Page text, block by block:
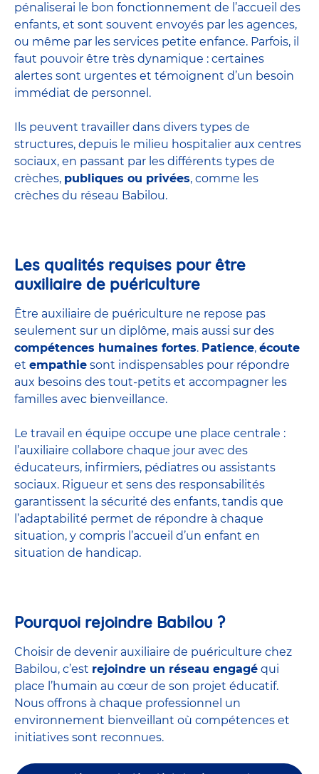
pénaliserai le bon fonctionnement de l’accueil des
enfants, et sont souvent envoyés par les agences,
ou même par les services petite enfance. Parfois, il
faut pouvoir être très dynamique : certaines
alertes sont urgentes et témoignent d’un besoin
immédiat de personnel.
Ils peuvent travailler dans divers types de
structures, depuis le milieu hospitalier aux centres
sociaux, en passant par les différents types de
crèches, publiques ou privées, comme les
crèches du réseau Babilou.
Les qualités requises pour être
auxiliaire de puériculture
Être auxiliaire de puériculture ne repose pas
seulement sur un diplôme, mais aussi sur des
compétences humaines fortes. Patience, écoute
et empathie sont indispensables pour répondre
aux besoins des tout-petits et accompagner les
familles avec bienveillance.
Le travail en équipe occupe une place centrale :
l’auxiliaire collabore chaque jour avec des
éducateurs, infirmiers, pédiatres ou assistants
sociaux. Rigueur et sens des responsabilités
garantissent la sécurité des enfants, tandis que
l’adaptabilité permet de répondre à chaque
situation, y compris l’accueil d’un enfant en
situation de handicap.
Pourquoi rejoindre Babilou ?
Choisir de devenir auxiliaire de puériculture chez
Babilou, c’est rejoindre un réseau engagé qui
place l’humain au cœur de son projet éducatif.
Nous offrons à chaque professionnel un
environnement bienveillant où compétences et
initiatives sont reconnues.